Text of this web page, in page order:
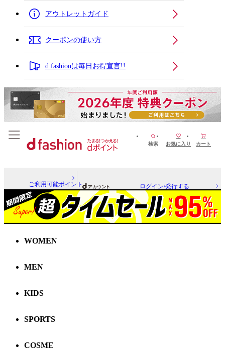
アウトレットガイド
クーポンの使い方
d fashionは毎日お得宣言!!
検索 お気に入り カート
ご利用可能ポイント ログイン/発行する
WOMEN
MEN
KIDS
SPORTS
COSME